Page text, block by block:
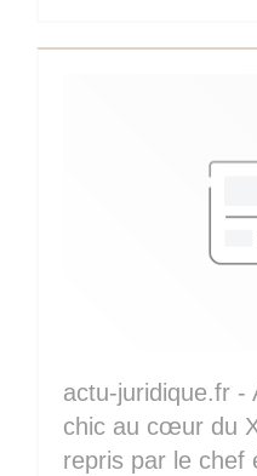
actu-juridique.fr -
chic au cœur du
repris par le chef